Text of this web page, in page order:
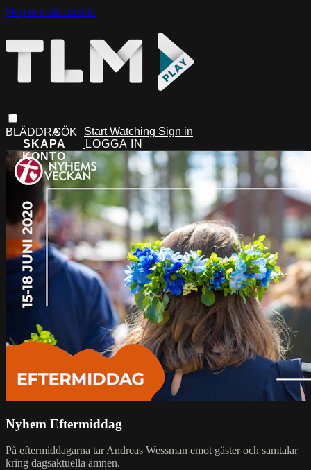
Skip to main content
Start Watching Sign in
Nyhem Eftermiddag
På eftermiddagarna tar Andreas Wessman emot gäster och samtalar
kring dagsaktuella ämnen.